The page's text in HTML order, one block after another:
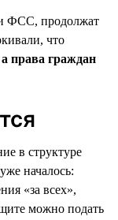
ФСС, продолжат
что
а права граждан
в структуре
началось:
«за всех»,
можно подать